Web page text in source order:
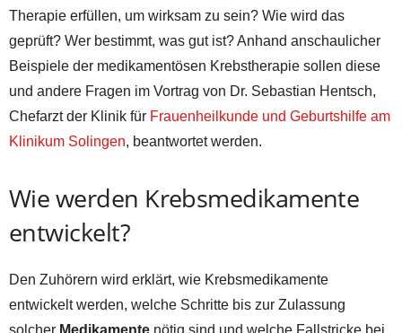
Therapie erfüllen, um wirksam zu sein? Wie wird das
geprüft? Wer bestimmt, was gut ist? Anhand anschaulicher
Beispiele der medikamentösen Krebstherapie sollen diese
und andere Fragen im Vortrag von Dr. Sebastian Hentsch,
Chefarzt der Klinik für Frauenheilkunde und Geburtshilfe am
Klinikum Solingen, beantwortet werden.
Wie werden Krebsmedikamente
entwickelt?
Den Zuhörern wird erklärt, wie Krebsmedikamente
entwickelt werden, welche Schritte bis zur Zulassung